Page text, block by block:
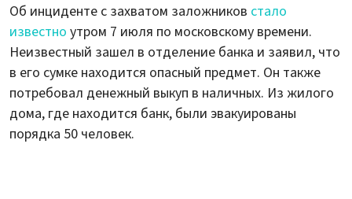
Об инциденте с захватом заложников стало
известно утром 7 июля по московскому времени.
Неизвестный зашел в отделение банка и заявил, что
в его сумке находится опасный предмет. Он также
потребовал денежный выкуп в наличных. Из жилого
дома, где находится банк, были эвакуированы
порядка 50 человек.